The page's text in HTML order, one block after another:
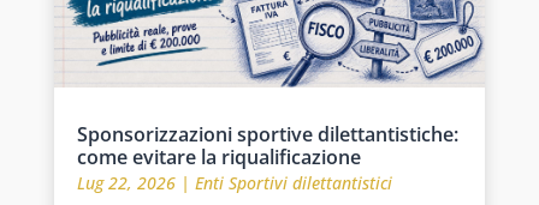
Sponsorizzazioni sportive dilettantistiche:
come evitare la riqualificazione
Lug 22, 2026| Enti Sportivi dilettantistici